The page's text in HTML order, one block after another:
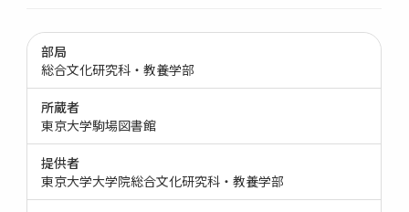
部局
総合文化研究科・教養学部
所蔵者
東京大学駒場図書館
提供者
東京大学大学院総合文化研究科・教養学部